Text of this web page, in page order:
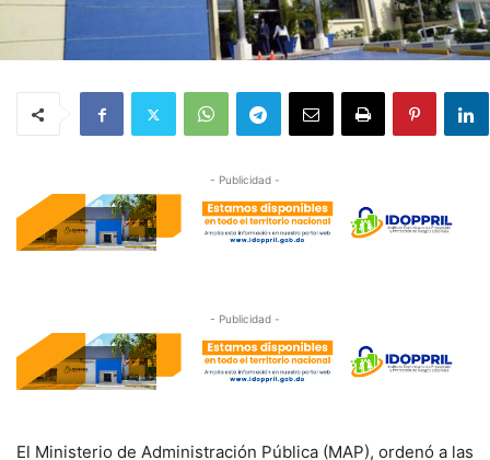
- Publicidad -
- Publicidad -
El Ministerio de Administración Pública (MAP), ordenó a las